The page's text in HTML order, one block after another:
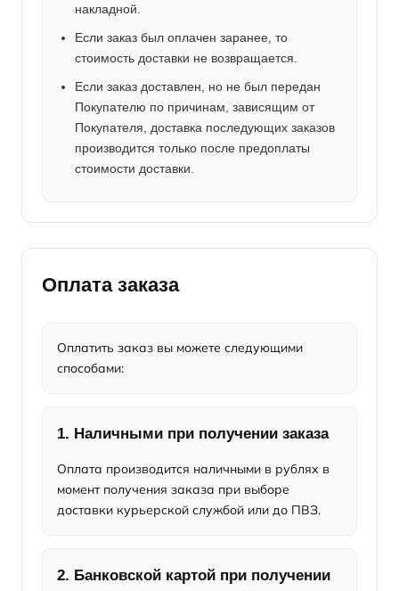
накладной.
Если заказ был оплачен заранее, то
стоимость доставки не возвращается.
Если заказ доставлен, но не был передан
Покупателю по причинам, зависящим от
Покупателя, доставка последующих заказов
производится только после предоплаты
стоимости доставки.
Оплата заказа
Оплатить заказ вы можете следующими
способами:
1. Наличными при получении заказа
Оплата производится наличными в рублях в
момент получения заказа при выборе
доставки курьерской службой или до ПВЗ.
2. Банковской картой при получении